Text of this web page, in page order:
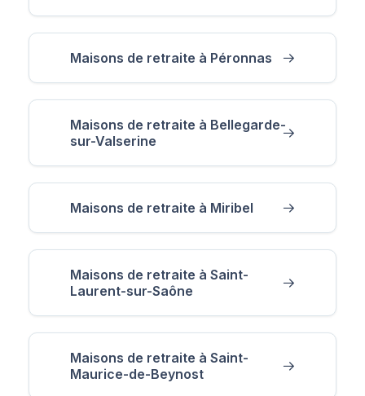
Maisons de retraite à Péronnas
Maisons de retraite à Bellegarde-
sur-Valserine
Maisons de retraite à Miribel
Maisons de retraite à Saint-
Laurent-sur-Saône
Maisons de retraite à Saint-
Maurice-de-Beynost